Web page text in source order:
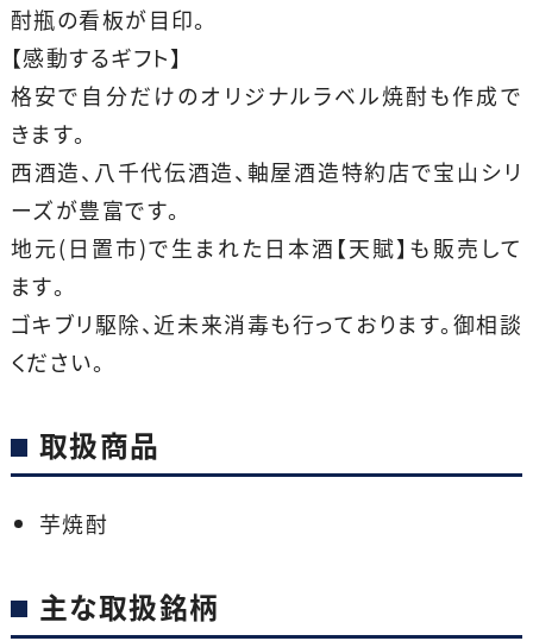
酎瓶の看板が目印。
【感動するギフト】
格安で自分だけのオリジナルラベル焼酎も作成で
きます。
西酒造、八千代伝酒造、軸屋酒造特約店で宝山シリ
ーズが豊富です。
地元(日置市)で生まれた日本酒【天賦】も販売して
ます。
ゴキブリ駆除、近未来消毒も行っております。御相談
ください。
取扱商品
芋焼酎
主な取扱銘柄